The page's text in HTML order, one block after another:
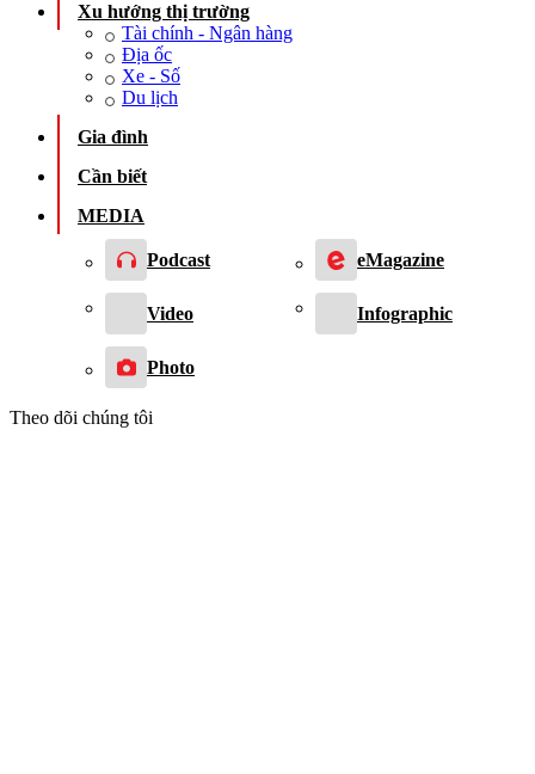
Xu hướng thị trường
Tài chính - Ngân hàng
Địa ốc
Xe - Số
Du lịch
Gia đình
Cần biết
MEDIA
Podcast eMagazine
Video Infographic
Photo
Theo dõi chúng tôi